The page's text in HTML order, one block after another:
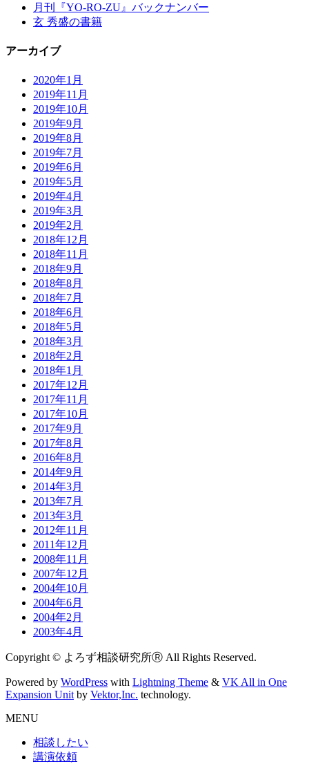
月刊『YO-RO-ZU』バックナンバー
玄 秀盛の書籍
アーカイブ
2020年1月
2019年11月
2019年10月
2019年9月
2019年8月
2019年7月
2019年6月
2019年5月
2019年4月
2019年3月
2019年2月
2018年12月
2018年11月
2018年9月
2018年8月
2018年7月
2018年6月
2018年5月
2018年3月
2018年2月
2018年1月
2017年12月
2017年11月
2017年10月
2017年9月
2017年8月
2016年8月
2014年9月
2014年3月
2013年7月
2013年3月
2012年11月
2011年12月
2008年11月
2007年12月
2004年10月
2004年6月
2004年2月
2003年4月
Copyright © よろず相談研究所Ⓡ All Rights Reserved.
Powered by WordPress with Lightning Theme & VK All in One
Expansion Unit by Vektor,Inc. technology.
MENU
相談したい
講演依頼